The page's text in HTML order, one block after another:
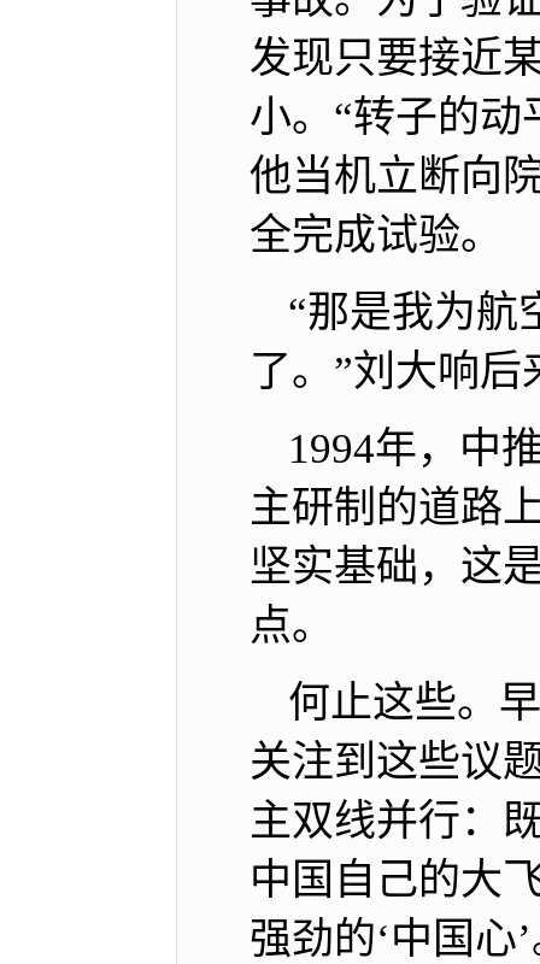
发现只要接近
小。“转子的
他当机立断向
全完成试验。
“那是我为航
了。”刘大响后
1994年，中
主研制的道路
坚实基础，这
点。
何止这些。
关注到这些议
主双线并行：
中国自己的大
强劲的‘中国心